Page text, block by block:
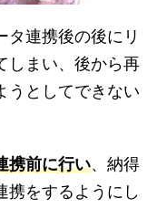
タ連携後の後にリ
しまい、後から再
うとしてできない
携前に行い、納得
携をするようにし